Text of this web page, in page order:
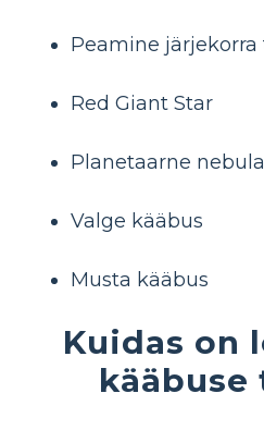
Peamine
Red Giant Star
Planetaarne nebula
Valge kääbus
Musta kääbus
Kuidas on
kääbuse